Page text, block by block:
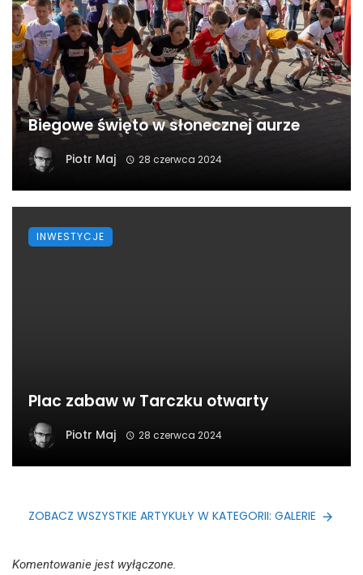
Biegowe święto w słonecznej aurze
Piotr Maj 28 czerwca 2024
Plac zabaw w Tarczku otwarty
Piotr Maj 28 czerwca 2024
INWESTYCJE
ZOBACZ WSZYSTKIE ARTYKUŁY W KATEGORII: GALERIE
Komentowanie jest wyłączone.